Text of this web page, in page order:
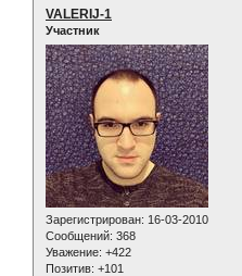
VALERIJ-1
Участник
Зарегистрирован: 16-03-2010
Сообщений: 368
Уважение: +422
Позитив: +101